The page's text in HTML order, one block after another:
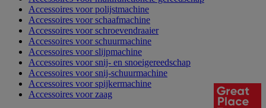
Accessoires voor polijstmachine
Accessoires voor schaafmachine
Accessoires voor schroevendraaier
Accessoires voor schuurmachine
Accessoires voor slijpmachine
Accessoires voor snij- en snoeigereedschap
Accessoires voor snij-schuurmachine
Accessoires voor spijkermachine
Accessoires voor zaag